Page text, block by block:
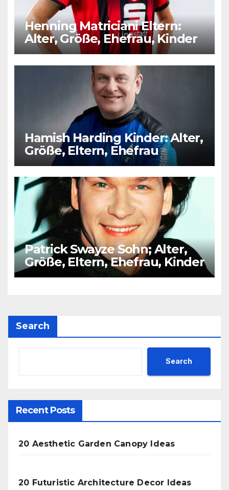
Henning Matriciani Eltern:
Alter, Größe, Ehefrau, Kinder
Hamish Harding Kinder: Alter,
Größe, Eltern, Ehefrau
Patrick Swayze Sohn; Alter,
Größe, Eltern, Ehefrau, Kinder
Search
Search
Recent Posts
20 Aesthetic Garden Canopy Ideas
20 Futuristic Architecture Decor Ideas